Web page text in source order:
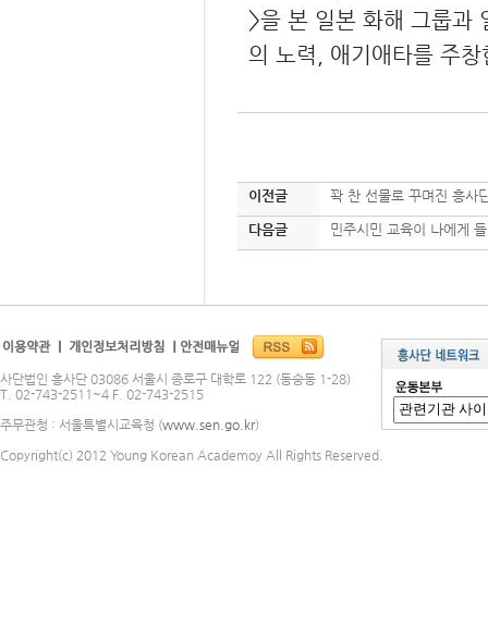
>을 본 일본 화해 그룹과
의 노력, 애기애타를 주
이전글 꽉 찬 선물로 꾸며진 흥사
다음글 민주시민 교육이 나에게
사단법인 흥사단 03086 서울시 종로구 대학로 122 (동숭동 1-28)
T. 02-743-2511~4 F. 02-743-2515
주무관청 : 서울특별시교육청 (www.sen.go.kr)
Copyright(c) 2012 Young Korean Academoy All Rights Reserved.